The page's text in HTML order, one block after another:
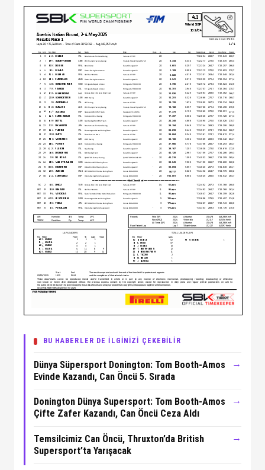
BU HABERLER DE İLGİNİZİ ÇEKEBİLİR
Dünya Süpersport Donington: Tom Booth-Amos
Evinde Kazandı, Can Öncü 5. Sırada
→
Donington Dünya Supersport: Tom Booth-Amos
Çifte Zafer Kazandı, Can Öncü Ceza Aldı
→
Temsilcimiz Can Öncü, Thruxton’da British
Supersport’ta Yarışacak
→